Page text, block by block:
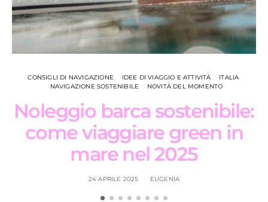
CONSIGLI DI NAVIGAZIONE IDEE DI VIAGGIO E ATTIVITÀ
ITALIA
NAVIGAZIONE SOSTENIBILE
NOVITÀ DEL MOMENTO
Noleggio barca sostenibile:
come viaggiare green in
mare nel 2025
24 APRILE 2025 EUGENIA